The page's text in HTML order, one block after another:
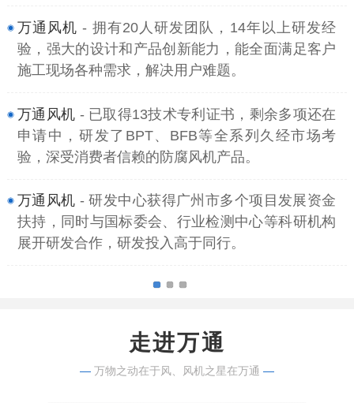
万通风机 - 拥有20人研发团队，14年以上研发经
验，强大的设计和产品创新能力，能全面满足客户
施工现场各种需求，解决用户难题。
万通风机 - 已取得13技术专利证书，剩余多项还在
申请中，研发了BPT、BFB等全系列久经市场考
验，深受消费者信赖的防腐风机产品。
万通风机 - 研发中心获得广州市多个项目发展资金
扶持，同时与国标委会、行业检测中心等科研机构
展开研发合作，研发投入高于同行。
走进万通
— 万物之动在于风、风机之星在万通 —